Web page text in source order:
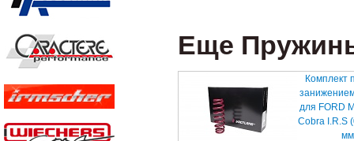
Еще
Комплект
для FORD
Cobra I.R.S
мм